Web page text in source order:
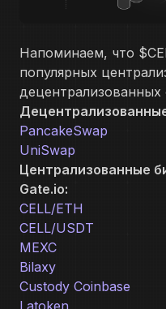
Напоминаем, что
популярных
децентрализованных
PancakeSwap
UniSwap
Централизованные
Gate.io:
CELL/ETH
CELL/USDT
MEXC
Bilaxy
Custody Coinbase
Latoken